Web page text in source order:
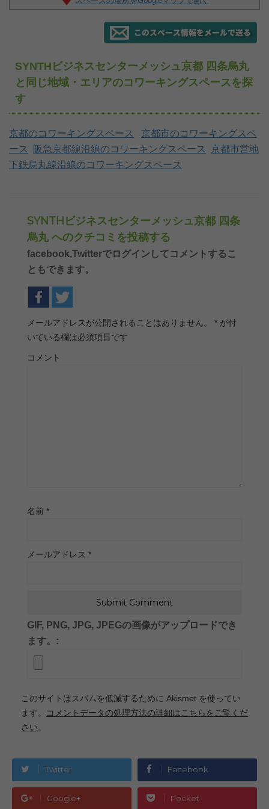
SYNTHビジネスセンターメッシュ京都 四条烏丸
と同じ地域・エリアのコワーキングスペースを探
す
京都のコワーキングスペース
京都市のコワーキングスペ
ース
阪急京都線沿線のコワーキングスペース
京都市営地
下鉄烏丸線沿線のコワーキングスペース
SYNTHビジネスセンターメッシュ京都 四条
烏丸 へのクチコミを投稿する
facebook,Twitterでログインしてコメントするこ
ともできます。
メールアドレスが公開されることはありません。 * が付
いている欄は必須項目です
コメント
名前 *
メールアドレス *
GIF, PNG, JPG, JPEGの画像がアップロードでき
ます。:
このサイトはスパムを低減するために Akismet を使ってい
ます。
コメントデータの処理方法の詳細はこちらをご覧くだ
さい。
Twitter Facebook
Google+ Pocket